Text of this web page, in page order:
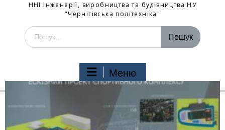
ННІ інженерії, виробництва та будівництва НУ
"Чернігівська політехніка"
Меню